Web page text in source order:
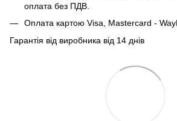
оплата без ПДВ.
Оплата картою Visa, Mastercard -
Гарантія від виробника від 14 днів